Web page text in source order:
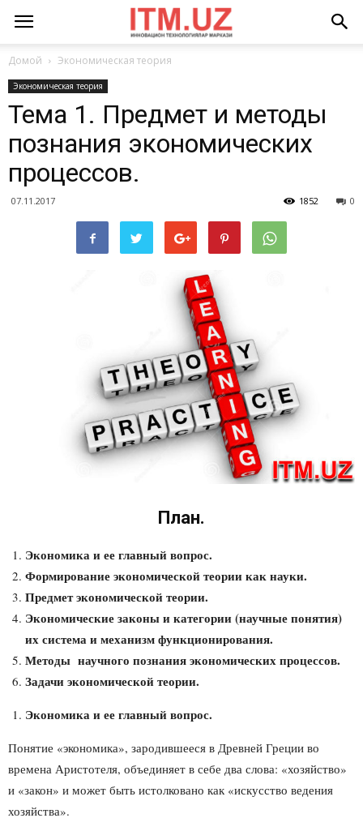
Домой Экономическая теория
Экономическая теория
Тема 1. Предмет и методы
познания экономических
процессов.
07.11.2017 0
1852
План.
Экономика и ее главный вопрос.
Формирование экономической теории как науки.
Предмет экономической теории.
Экономические законы и категории (научные понятия)
их система и механизм функционирования.
Методы научного познания экономических процессов.
Задачи экономической теории.
Экономика и ее главный вопрос.
Понятие «экономика», зародившееся в Древней Греции во
времена Аристотеля, объединяет в себе два слова: «хозяйство»
и «закон» и может быть истолковано как «искусство ведения
хозяйства».